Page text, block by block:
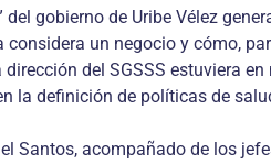
del gobierno de Uribe Vélez
considera un negocio y cómo,
del SGSSS estuviera
la definición de políticas de
Santos, acompañado de los